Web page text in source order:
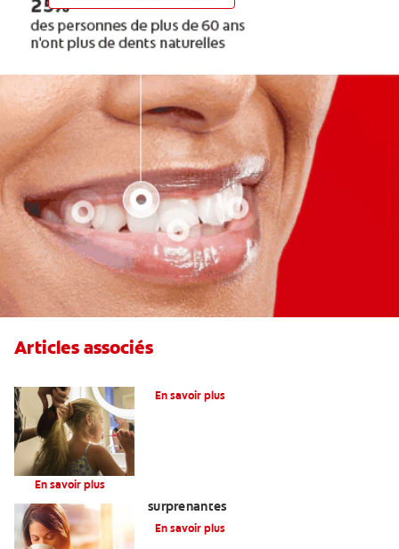
Articles associés
En savoir plus
Infant & Toddler
En savoir plus
surprenantes
En savoir plus